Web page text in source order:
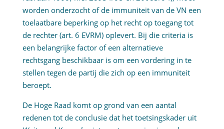
worden onderzocht of de immuniteit van de VN een
toelaatbare beperking op het recht op toegang tot
de rechter (art. 6 EVRM) oplevert. Bij die criteria is
een belangrijke factor of een alternatieve
rechtsgang beschikbaar is om een vordering in te
stellen tegen de partij die zich op een immuniteit
beroept.
De Hoge Raad komt op grond van een aantal
redenen tot de conclusie dat het toetsingskader uit